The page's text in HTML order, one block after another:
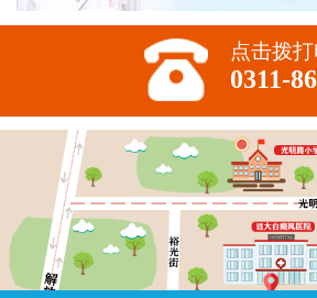
点击拨
0311-
预约热线:0311-
您好，白斑长在什么